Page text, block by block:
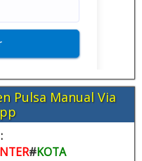
Pulsa Manual Via
#KOTA